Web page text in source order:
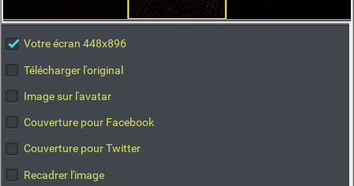
Votre écran 448x896
Télécharger l'original
Image sur l'avatar
Couverture pour Facebook
Couverture pour Twitter
Recadrer l'image